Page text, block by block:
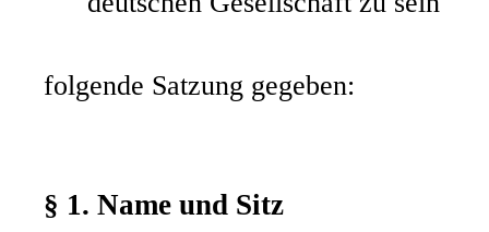
folgende Satzung gegeben:
§ 1. Name und Sitz